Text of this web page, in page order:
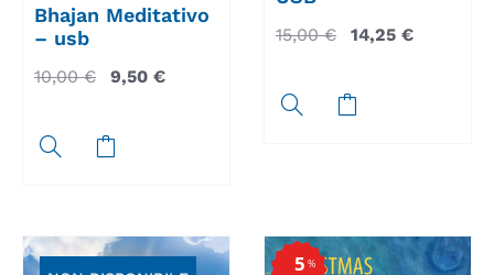
Bhajan Meditativo
– usb
10,00€ 9,50 €
15,00€ 14,25 €
%
5